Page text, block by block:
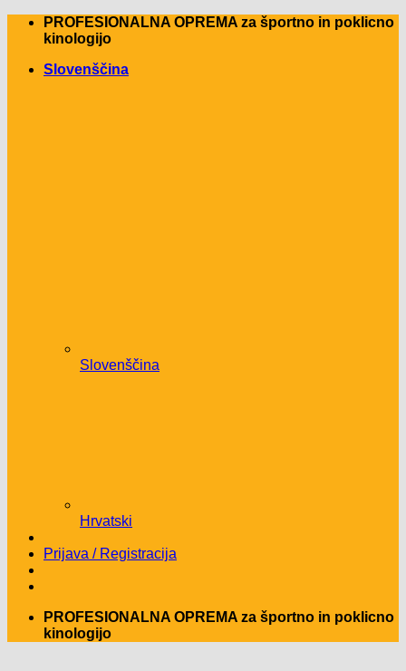
Skip
PROFESIONALNA OPREMA za športno in poklicno
kinologijo
Slovenščina
Slovenščina
Hrvatski
Prijava / Registracija
PROFESIONALNA OPREMA za športno in poklicno
kinologijo